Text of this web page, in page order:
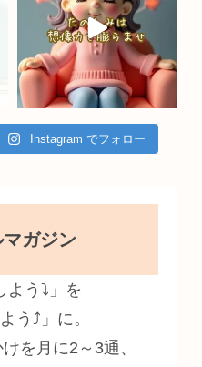
Instagram でフォロー
マガジン
よう⤵」を
う⤴」に。
を月に2～3通、